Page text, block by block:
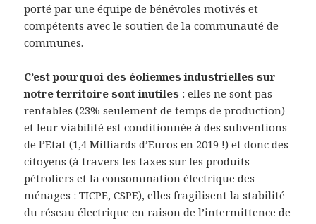
porté par une équipe de bénévoles motivés et
compétents avec le soutien de la communauté de
communes.
C’est pourquoi des éoliennes industrielles sur
notre territoire sont inutiles : elles ne sont pas
rentables (23% seulement de temps de production)
et leur viabilité est conditionnée à des subventions
de l’Etat (1,4 Milliards d’Euros en 2019 !) et donc des
citoyens (à travers les taxes sur les produits
pétroliers et la consommation électrique des
ménages : TICPE, CSPE), elles fragilisent la stabilité
du réseau électrique en raison de l’intermittence de